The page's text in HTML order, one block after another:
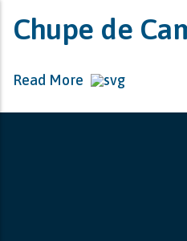
Chupe de
Read More